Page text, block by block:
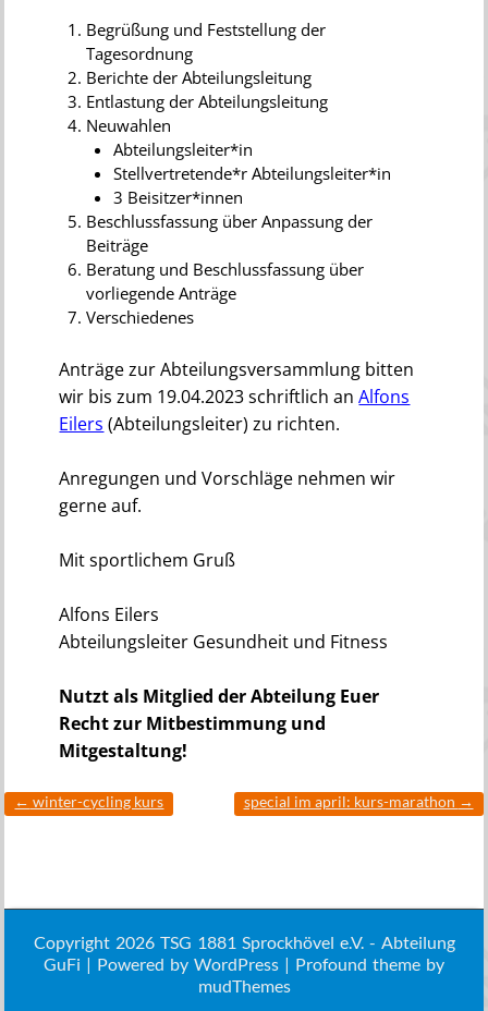
Begrüßung und Feststellung der
Tagesordnung
Berichte der Abteilungsleitung
Entlastung der Abteilungsleitung
Neuwahlen
Abteilungsleiter*in
Stellvertretende*r Abteilungsleiter*in
3 Beisitzer*innen
Beschlussfassung über Anpassung der
Beiträge
Beratung und Beschlussfassung über
vorliegende Anträge
Verschiedenes
Anträge zur Abteilungsversammlung bitten
wir bis zum 19.04.2023 schriftlich anAlfons
Eilers (Abteilungsleiter) zu richten.
Anregungen und Vorschläge nehmen wir
gerne auf.
Mit sportlichem Gruß
Alfons Eilers
Abteilungsleiter Gesundheit und Fitness
Nutzt als Mitglied der Abteilung Euer
Recht zur Mitbestimmung und
Mitgestaltung!
special im april: kurs-marathon →
← winter-cycling kurs
Copyright 2026 TSG 1881 Sprockhövel e.V. - Abteilung
GuFi | Powered by WordPress | Profound theme by
mudThemes